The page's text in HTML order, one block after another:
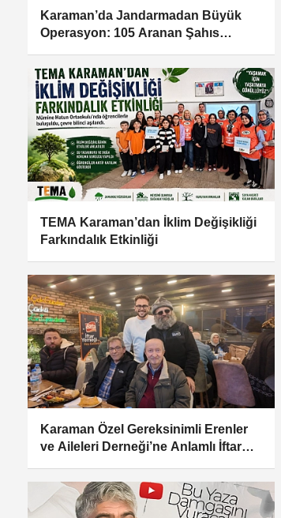
Karaman’da Jandarmadan Büyük
Operasyon: 105 Aranan Şahıs
TEMA Karaman’dan İklim Değişikliği
Farkındalık Etkinliği
Karaman Özel Gereksinimli Erenler
ve Aileleri Derneği’ne Anlamlı İftar